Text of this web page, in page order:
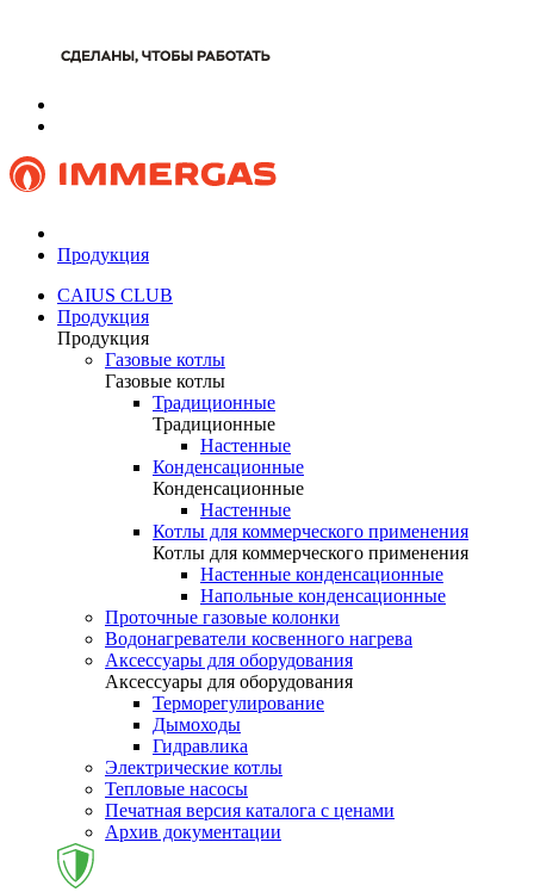
Продукция
CAIUS CLUB
Продукция
Продукция
Газовые котлы
Газовые котлы
Традиционные
Традиционные
Настенные
Конденсационные
Конденсационные
Настенные
Котлы для коммерческого применения
Котлы для коммерческого применения
Настенные конденсационные
Напольные конденсационные
Проточные газовые колонки
Водонагреватели косвенного нагрева
Аксессуары для оборудования
Аксессуары для оборудования
Терморегулирование
Дымоходы
Гидравлика
Электрические котлы
Тепловые насосы
Печатная версия каталога с ценами
Архив документации